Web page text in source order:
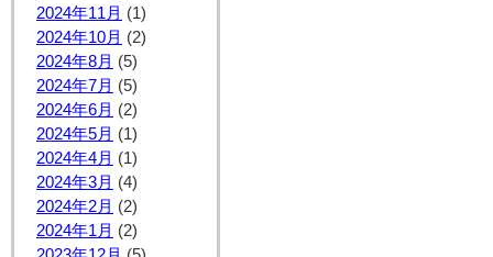
2024年11月 (1)
2024年10月 (2)
2024年8月 (5)
2024年7月 (5)
2024年6月 (2)
2024年5月 (1)
2024年4月 (1)
2024年3月 (4)
2024年2月 (2)
2024年1月 (2)